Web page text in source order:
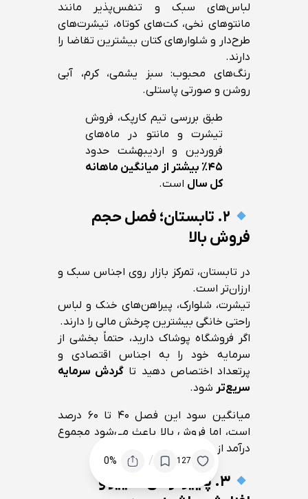
لباس‌های سبک و تنفس‌پذیر مانند
مانتوهای نخی، کت‌های کوتاه، تیشرت‌های
طرح‌دار و شلوارهای کتان بیشترین تقاضا را
دارند.
رنگ‌های محبوب: سبز یشمی، کرم، آبی
روشن و صورتی پاستلی.
طبق بررسی تیم کارپک، فروش
تیشرت و مانتو در ماه‌های
فروردین و اردیبهشت حدود
۴۵٪ بیشتر از میانگین ماهانه
کل سال است.
۲. تابستان؛ فصل حجم
فروش بالا
در تابستان، تمرکز بازار روی اجناس سبک و
ارزان‌تر است.
تیشرت، شلوارک، پیراهن‌های خنک و لباس
راحتی خانگی بیشترین چرخش مالی را دارند.
اگر فروشگاه پوشاک دارید، حتماً بخشی از
سرمایه خود را به اجناس اقتصادی و
پرتعداد اختصاص دهید تا گردش سرمایه
سریع‌تر شود.
میانگین سود این فصل ۴۰ تا ۶۰ درصد
است، اما فروش بالا باعث می‌شود مجموع
درآمد از سایر فصل‌ها بیشتر شود.
۳. پاییز؛ زمان تغییر و
127
/
0%